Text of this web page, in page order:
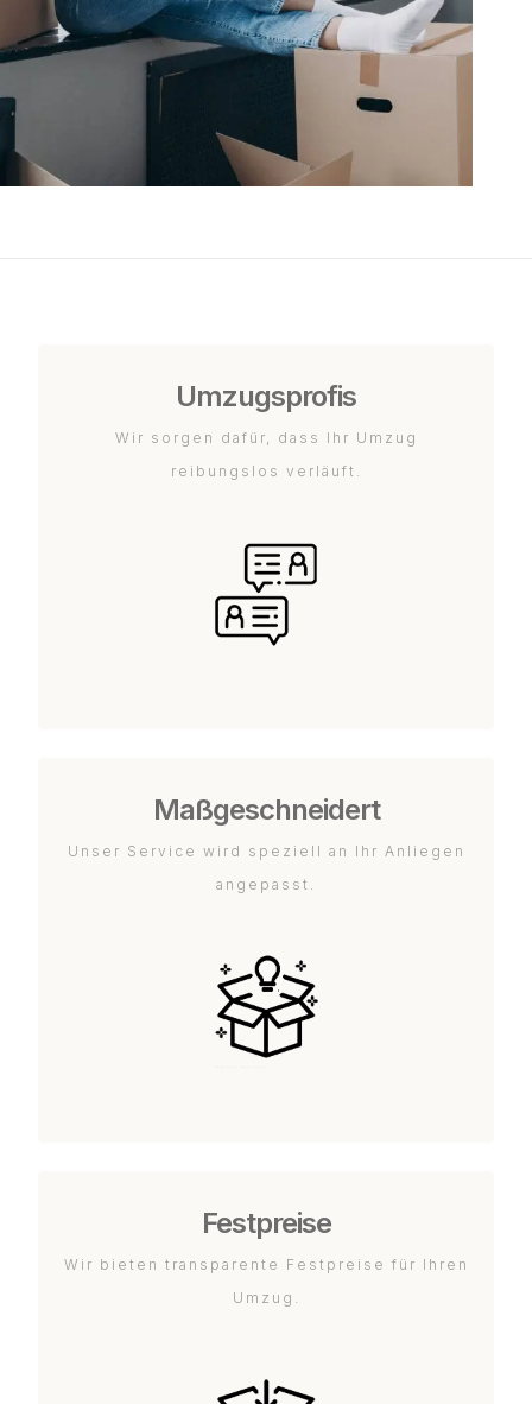
Umzugsprofis
Wir sorgen dafür, dass Ihr Umzug
reibungslos verläuft.
Maßgeschneidert
Unser Service wird speziell an Ihr Anliegen
angepasst.
Festpreise
Wir bieten transparente Festpreise für Ihren
Umzug.